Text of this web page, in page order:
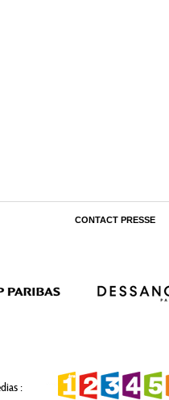
CONTACT PRESSE
: